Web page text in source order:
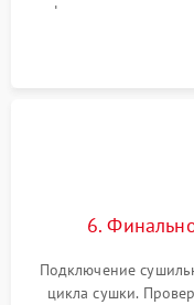
фиксация всех
модулю
6.
Подключение
цикла сушки.